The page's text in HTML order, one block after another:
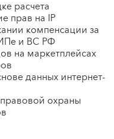
расчета
прав на IP
компенсации за
и ВС РФ
на маркетплейсах
данных интернет-
охраны